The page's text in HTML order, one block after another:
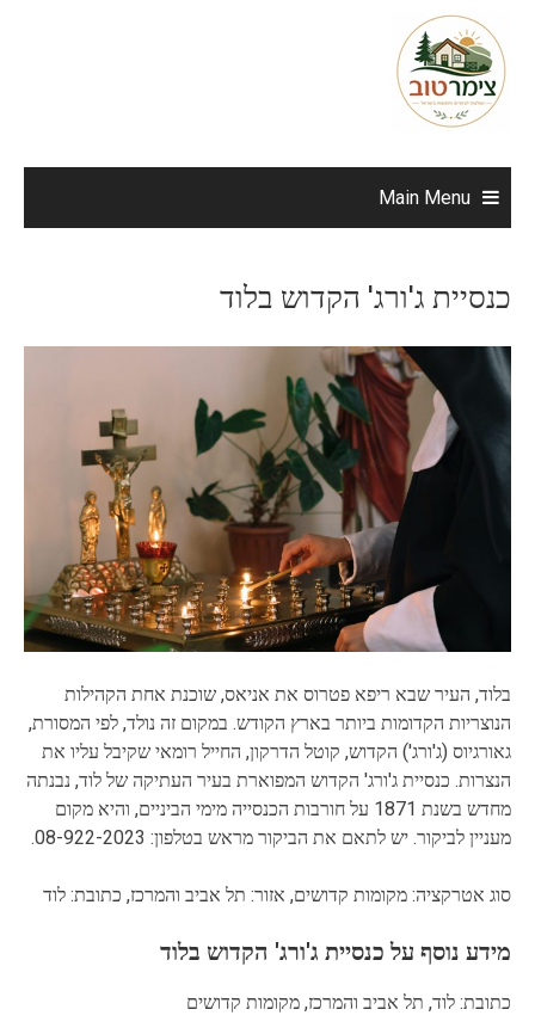
content
Main Menu
כנסיית ג'ורג' הקדוש בלוד
בלוד, העיר שבא ריפא פטרוס את אניאס, שוכנת אחת הקהילות
הנוצריות הקדומות ביותר בארץ הקודש. במקום זה נולד, לפי המסורת,
גאורגיוס (ג'ורג') הקדוש, קוטל הדרקון, החייל רומאי שקיבל עליו את
הנצרות. כנסיית ג'ורג' הקדוש המפוארת בעיר העתיקה של לוד, נבנתה
מחדש בשנת 1871 על חורבות הכנסייה מימי הביניים, והיא מקום
מעניין לביקור. יש לתאם את הביקור מראש בטלפון: 08-922-2023.
סוג אטרקציה: מקומות קדושים, אזור: תל אביב והמרכז, כתובת: לוד
מידע נוסף על כנסיית ג'ורג' הקדוש בלוד
כתובת: לוד, תל אביב והמרכז, מקומות קדושים